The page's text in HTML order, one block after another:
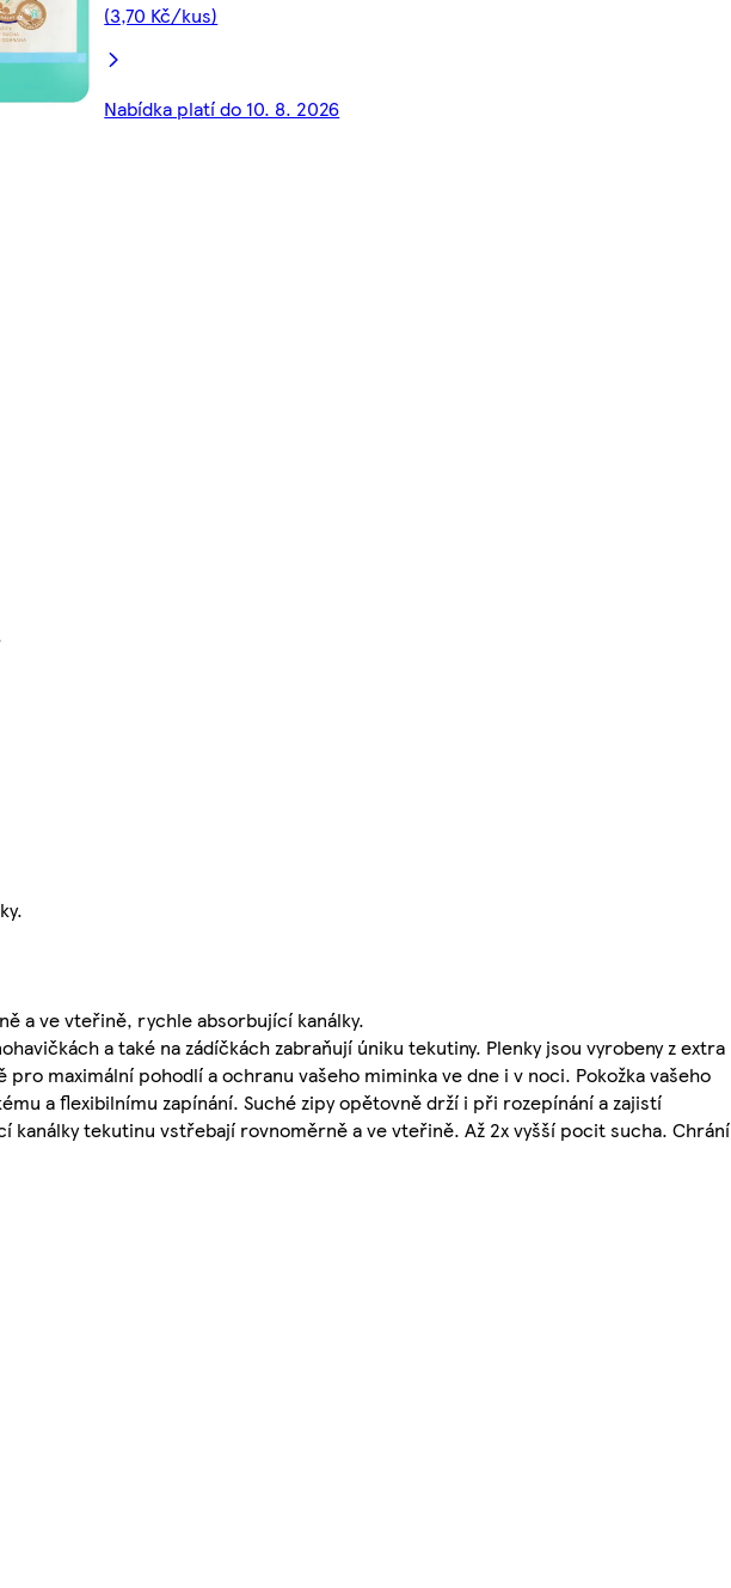
(3,70 Kč/kus)
Nabídka platí do 10. 8. 2026
a ve vteřině, rychle absorbující kanálky.
a také na zádíčkách zabraňují úniku tekutiny. Plenky jsou vyrobeny z extra
maximální pohodlí a ochranu vašeho miminka ve dne i v noci. Pokožka vašeho
a flexibilnímu zapínání. Suché zipy opětovně drží i při rozepínání a zajistí
tekutinu vstřebají rovnoměrně a ve vteřině. Až 2x vyšší pocit sucha. Chrání